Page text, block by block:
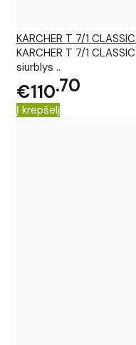
KARCHER T 7/1
KARCHER T 7/1
siurblys ..
€110 70
Į krepšelį